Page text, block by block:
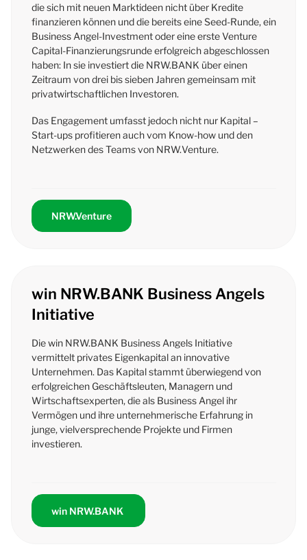
die sich mit neuen Marktideen nicht über Kredite
finanzieren können und die bereits eine Seed-Runde, ein
Business Angel-Investmentoder eine ersteVenture
Capital-Finanzierungsrunde erfolgreich abgeschlossen
haben: In sie investiert die NRW.BANK über einen
Zeitraum von drei bis sieben Jahren gemeinsam mit
privatwirtschaftlichen Investoren.
Das Engagement umfasst jedoch nicht nur Kapital –
Start-ups profitieren auch vom Know-how und den
Netzwerken des Teams von NRW.Venture.
NRW.Venture
win NRW.BANK Business Angels
Initiative
DiewinNRW.BANK Business AngelsInitiative
vermittelt privates Eigenkapital an innovative
Unternehmen. Das Kapital stammt überwiegend von
erfolgreichen Geschäftsleuten, Managern und
Wirtschaftsexperten, die als Business Angelihr
Vermögen und ihre unternehmerische Erfahrung in
junge, vielversprechende Projekte und Firmen
investieren.
win NRW.BANK